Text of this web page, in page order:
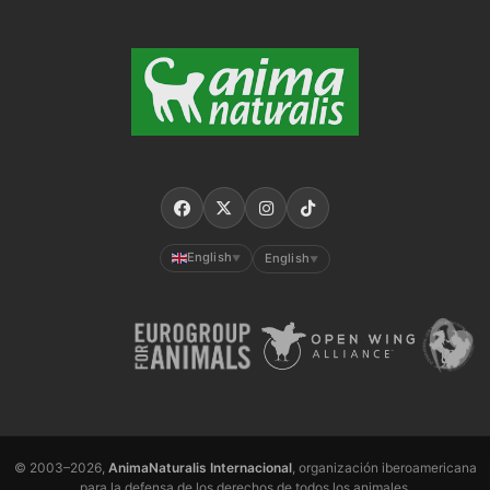
English ▼ English ▼
© 2003–2026, AnimaNaturalis Internacional, organización iberoamericana